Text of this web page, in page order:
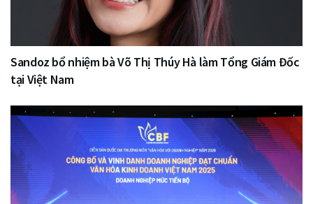
Sandoz bổ nhiệm bà Võ Thị Thúy Hà làm Tổng Giám Đốc
tại Việt Nam